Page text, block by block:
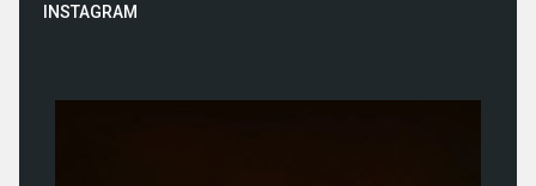
INSTAGRAM